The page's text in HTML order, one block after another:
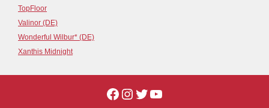
TopFloor
Valinor (DE)
Wonderful Wilbur* (DE)
Xanthis Midnight